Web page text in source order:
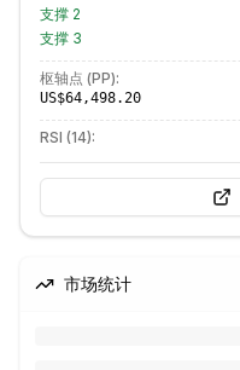
支撑 2
支撑 3
枢轴点 (PP):
US$64,498.20
RSI (14):
市场统计